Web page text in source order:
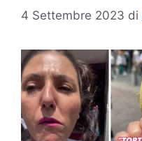
4 Settembre 2023 di